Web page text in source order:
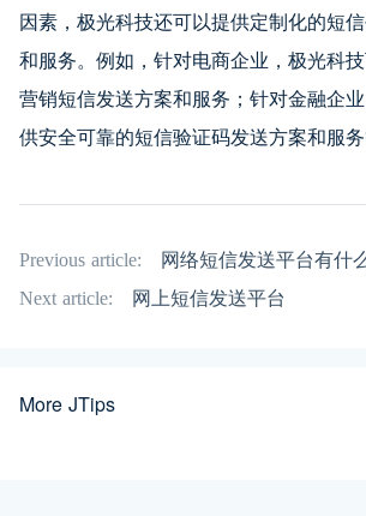
因素，极光科技还可以提供定制化的短
和服务。例如，针对电商企业，极光科
营销短信发送方案和服务；针对金融企
供安全可靠的短信验证码发送方案和服务
Previous article:
网络短信发送平台有什
Next article:
网上短信发送平台
More JTips